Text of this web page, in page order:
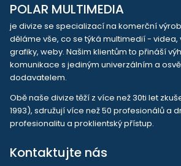
POLAR MULTIMEDIA
je divize se specializací na komerční
děláme vše, co se týká multimedií - videa,
grafiky, weby. Našim klientům to přináší
komunikace s jediným univerzálním a
dodavatelem.
Obě naše divize těží z více než 30ti let
1993), sdružují více než 50 profesionálů a
profesionalitu a proklientský přístup.
Kontaktujte nás